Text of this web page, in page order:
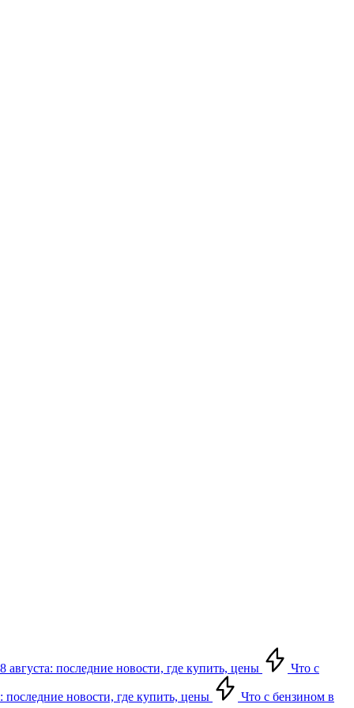
последние новости, где купить, цены Что с
новости, где купить, цены Что с бензином в